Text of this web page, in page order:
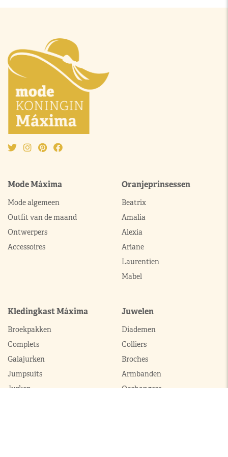
Mode Máxima
Mode algemeen
Outfit van de maand
Ontwerpers
Accessoires
Oranjeprinsessen
Beatrix
Amalia
Alexia
Ariane
Laurentien
Mabel
Kledingkast Máxima
Broekpakken
Complets
Galajurken
Jumpsuits
Jurken
Juwelen
Diademen
Colliers
Broches
Armbanden
Oorhangers